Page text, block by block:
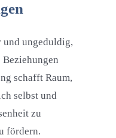
und ungeduldig,
schafft Raum,
selbst und
zu
fördern.